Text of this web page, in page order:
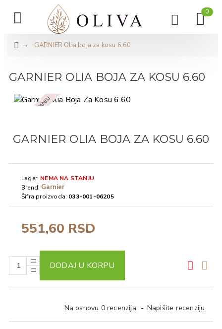
0
GARNIER Olia boja za kosu 6.60
GARNIER OLIA BOJA ZA KOSU 6.60
NEMA NA STANJU
GARNIER OLIA BOJA ZA KOSU 6.60
Na osnovu 0 recenzija. - Napišite recenziju
551,60 RSD
Lager: NEMA NA STANJU
Brend: Garnier
Šifra proizvoda: 033-001-06205
DODAJ U KORPU